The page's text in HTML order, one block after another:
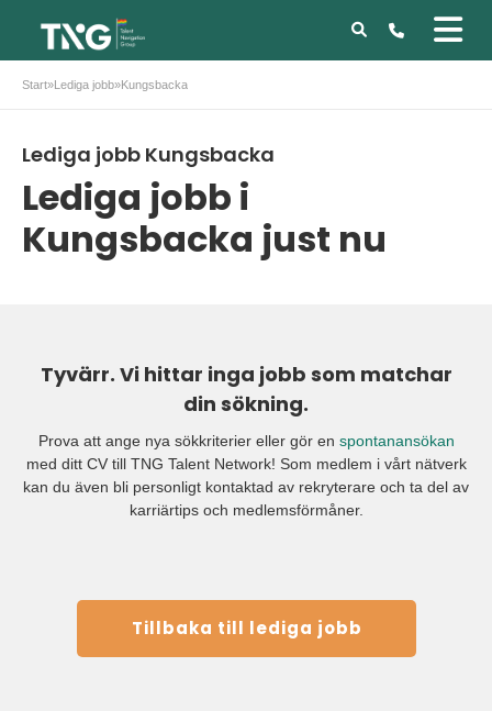
Start»Lediga jobb»Kungsbacka
Lediga jobb Kungsbacka
Lediga jobb i
Kungsbacka just nu
Tyvärr. Vi hittar inga jobb som matchar
din sökning.
Prova att ange nya sökkriterier eller gör en spontanansökan
med ditt CV till TNG Talent Network! Som medlem i vårt nätverk
kan du även bli personligt kontaktad av rekryterare och ta del av
karriärtips och medlemsförmåner.
Tillbaka till lediga jobb